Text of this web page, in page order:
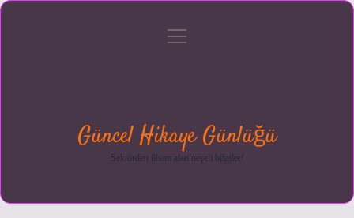
menüyü
Güncel Hikaye Günlüğü
Sektörden ilham alan neşeli bilgiler!